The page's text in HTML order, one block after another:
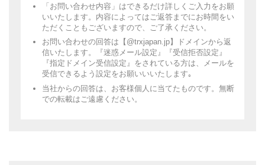
「お問い合わせ内容」はできるだけ詳しくご入力をお願
いいたします。内容によってはご返答までにお時間をい
ただくこともございますので、ご了承ください。
お問い合わせの回答は【@trxjapan.jp】ドメインから返
信いたします。『迷惑メール設定』『受信拒否設定』
『指定ドメイン受信設定』をされている方は、メールを
受信できるよう設定をお願いいいたします｡
当社からの回答は、お客様個人に当てたものです。無断
での転載はご遠慮ください。